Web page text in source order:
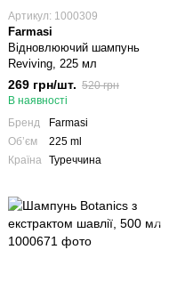
Артикул: 1000309
Farmasi
Відновлюючий шампунь
Reviving, 225 мл
269 грн/шт. 520 грн
В наявності
Бренд
Farmasi
Обʼєм
225 ml
Країна
Туреччина